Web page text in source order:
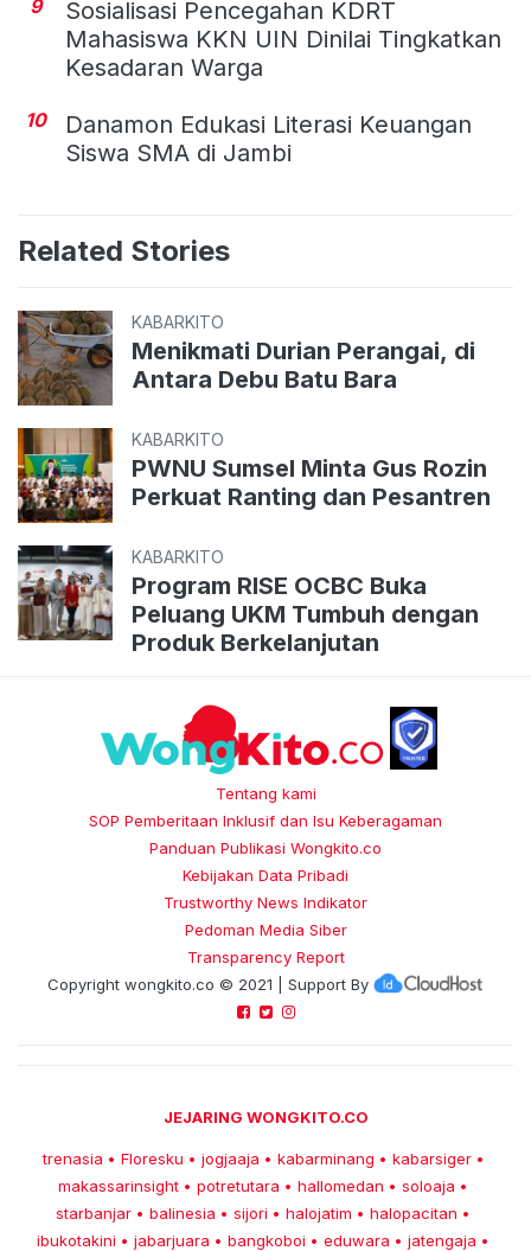
9
Sosialisasi Pencegahan KDRT
Mahasiswa KKN UIN Dinilai Tingkatkan
Kesadaran Warga
10
Danamon Edukasi Literasi Keuangan
Siswa SMA di Jambi
Related Stories
KABARKITO
Menikmati Durian Perangai, di
Antara Debu Batu Bara
KABARKITO
PWNU Sumsel Minta Gus Rozin
Perkuat Ranting dan Pesantren
KABARKITO
Program RISE OCBC Buka
Peluang UKM Tumbuh dengan
Produk Berkelanjutan
Tentang kami
SOP Pemberitaan Inklusif dan Isu Keberagaman
Panduan Publikasi Wongkito.co
Kebijakan Data Pribadi
Trustworthy News Indikator
Pedoman Media Siber
Transparency Report
Copyright wongkito.co © 2021 | Support By
JEJARING WONGKITO.CO
trenasia • Floresku • jogjaaja • kabarminang • kabarsiger •
makassarinsight • potretutara • hallomedan • soloaja •
starbanjar • balinesia • sijori • halojatim • halopacitan •
ibukotakini • jabarjuara • bangkoboi • eduwara • jatengaja •